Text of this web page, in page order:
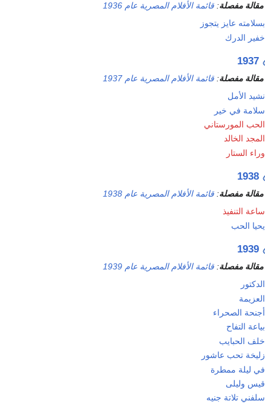
مقالة مفصلة: قائمة الأفلام المصرية عام 1936
بسلامته عايز يتجوز
خفير الدرك
1937
مقالة مفصلة: قائمة الأفلام المصرية عام 1937
نشيد الأمل
سلامة في خير
الحب المورستاني
المجد الخالد
وراء الستار
1938
مقالة مفصلة: قائمة الأفلام المصرية عام 1938
ساعة التنفيذ
يحيا الحب
1939
مقالة مفصلة: قائمة الأفلام المصرية عام 1939
الدكتور
العزيمة
أجنحة الصحراء
بياعة التفاح
خلف الحبايب
زليخة تحب عاشور
في ليلة ممطرة
قيس وليلى
سلفني تلاتة جنيه